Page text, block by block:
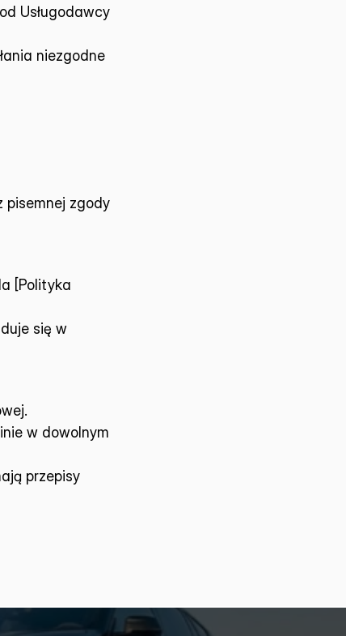
Usługodawcy
niezgodne
pisemnej zgody
[Polityka
się w
w dowolnym
przepisy